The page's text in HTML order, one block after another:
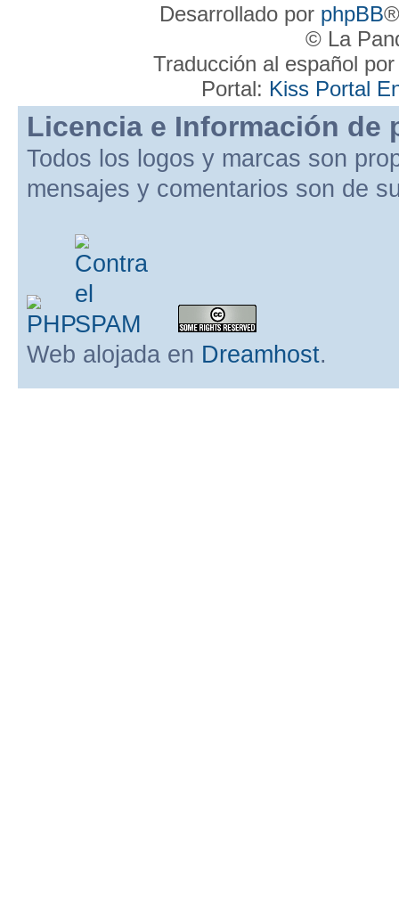
Desarrollado por phpBB
© La
Traducción al español
Portal: Kiss Portal
Licencia e Información de
Todos los logos y marcas son
mensajes y comentarios son de
Web alojada en Dreamhost.